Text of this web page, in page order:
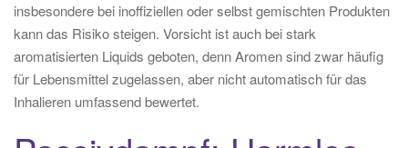
insbesondere bei inoffiziellen oder selbst gemischten Produkten
kann das Risiko steigen. Vorsicht ist auch bei stark
aromatisierten Liquids geboten, denn Aromen sind zwar häufig
für Lebensmittel zugelassen, aber nicht automatisch für das
Inhalieren umfassend bewertet.